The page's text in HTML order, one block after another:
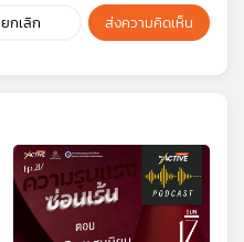
ยกเลิก ส่งความคิดเห็น